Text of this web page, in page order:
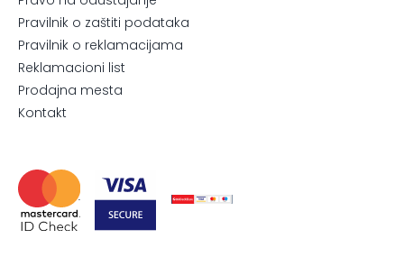
Pravilnik o zaštiti podataka
Pravilnik o reklamacijama
Reklamacioni list
Prodajna mesta
Kontakt